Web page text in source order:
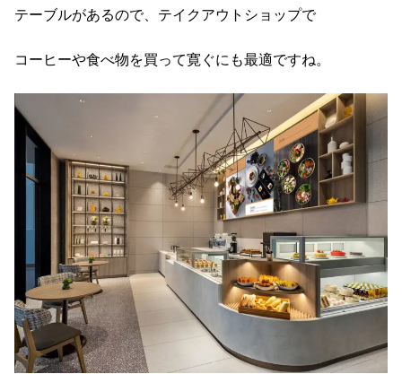
テーブルがあるので、テイクアウトショップで
コーヒーや食べ物を買って寛ぐにも最適ですね。